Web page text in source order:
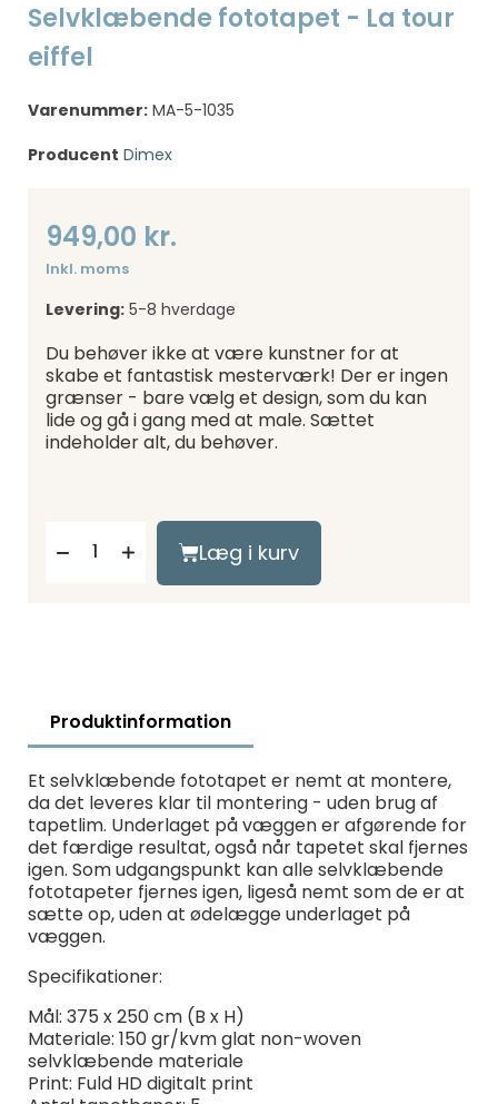
Selvklæbende fototapet - La tour
eiffel
Varenummer: MA-5-1035
Producent Dimex
949,00 kr.
Inkl. moms
Levering: 5-8 hverdage
Du behøver ikke at være kunstner for at
skabe et fantastisk mesterværk! Der er ingen
grænser - bare vælg et design, som du kan
lide og gå i gang med at male. Sættet
indeholder alt, du behøver.
Læg i kurv
Produktinformation
Et selvklæbende fototapet er nemt at montere,
da det leveres klar til montering - uden brug af
tapetlim. Underlaget på væggen er afgørende for
det færdige resultat, også når tapetet skal fjernes
igen. Som udgangspunkt kan alle selvklæbende
fototapeter fjernes igen, ligeså nemt som de er at
sætte op, uden at ødelægge underlaget på
væggen.
Specifikationer:
Mål: 375 x 250 cm (B x H)
Materiale: 150 gr/kvm glat non-woven
selvklæbende materiale
Print: Fuld HD digitalt print